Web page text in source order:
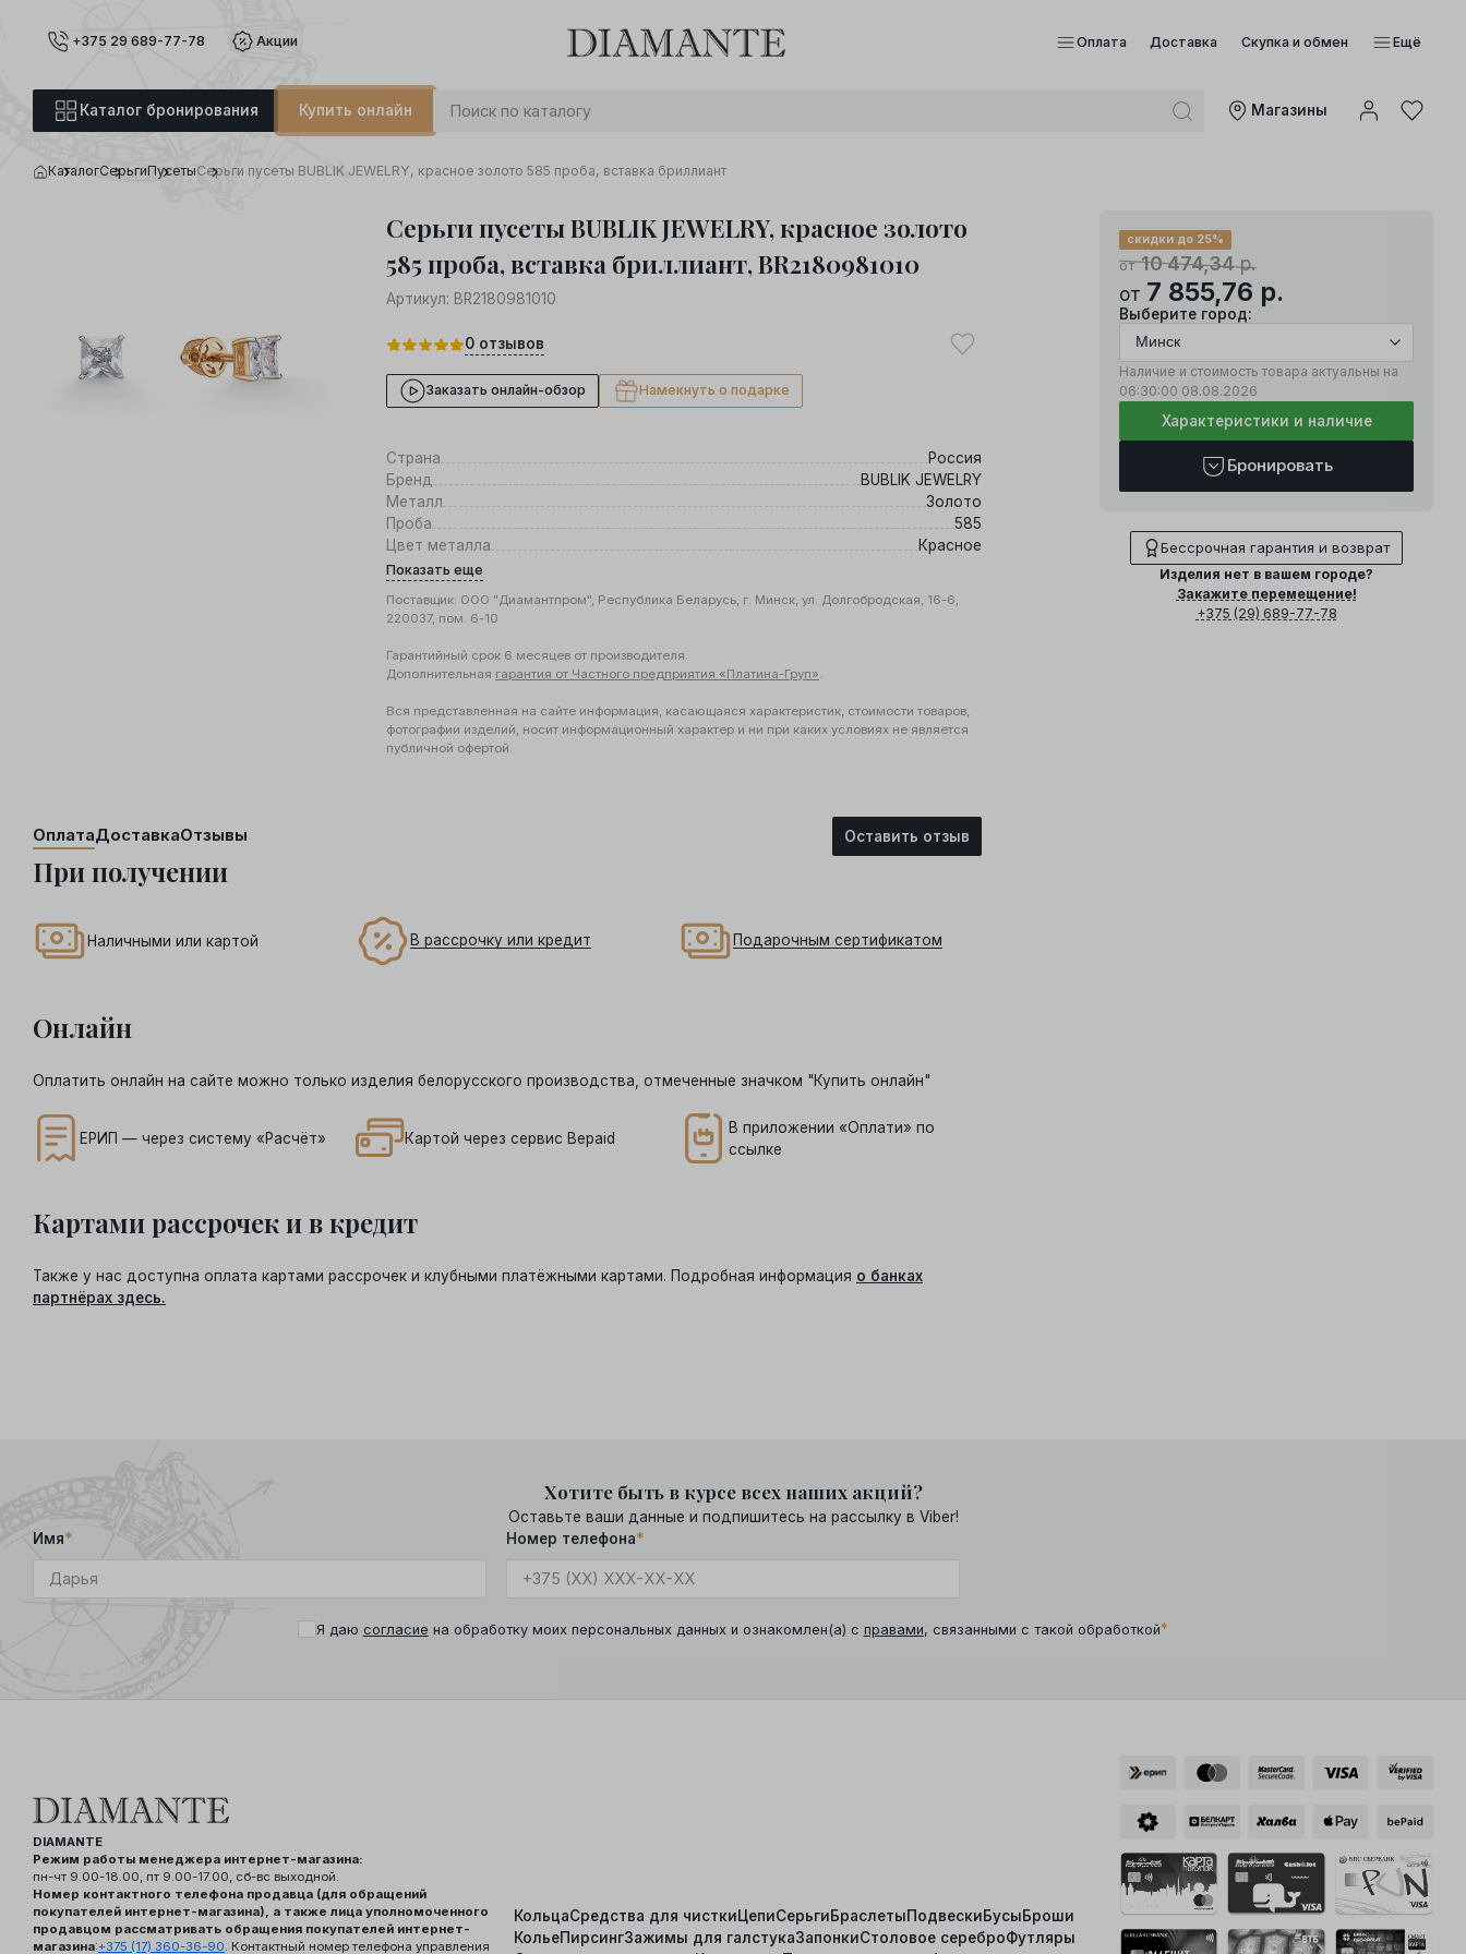
+375 29 689-77-78 Акции Оплата Доставка Скупка и обмен Ещё
Каталог бронирования Купить онлайн Mагазины
0 : 0 0
КаталогСерьгиПусетыСерьги пусеты BUBLIK JEWELRY, красное золото 585 проба, вставка бриллиант
Серьги пусеты BUBLIK JEWELRY, красное золото
585 проба, вставка бриллиант, BR2180981010
Артикул: BR2180981010
0 отзывов
Заказать онлайн-обзор Намекнуть о подарке
от10 474,34р.
скидки до 25%
от 7 855,76 р.
Выберите город:
Наличие и стоимость товара актуальны на
06:30:00 08.08.2026
Характеристики и наличие
Бронировать
Бессрочная гарантия и возврат
Изделия нет в вашем городе?
Закажите перемещение!
+375 (29) 689-77-78
Страна
Россия
Бренд
BUBLIK JEWELRY
Металл
Золото
Проба
585
Цвет металла
Красное
Показать еще
Поставщик: ООО "Диамантпром", Республика Беларусь, г. Минск, ул. Долгобродская, 16-6,
220037, пом. 6-10
Гарантийный срок 6 месяцев от производителя.
Дополнительная гарантия от Частного предприятия «Платина-Груп».
Вся представленная на сайте информация, касающаяся характеристик, стоимости товаров,
фотографии изделий, носит информационный характер и ни при каких условиях не является
публичной офертой.
Оплата
При получении
Наличными или картой В рассрочку или кредит Подарочным сертификатом
Онлайн
Оплатить онлайн на сайте можно только изделия белорусского производства, отмеченные значком "Купить онлайн"
ЕРИП — через систему «Расчёт» Картой через сервис Bepaid
В приложении «Оплати» по
ссылке
Картами рассрочек и в кредит
Также у нас доступна оплата картами рассрочек и клубными платёжными картами. Подробная информация о банках
партнёрах здесь.
ДоставкаОтзывы Оставить отзыв
Хотите быть в курсе всех наших акций?
Оставьте ваши данные и подпишитесь на рассылку в Viber!
Имя* Номер телефона*
Я даю согласие на обработку моих персональных данных и ознакомлен(а) с правами, связанными с такой обработкой*
DIAMANTE
Режим работы менеджера интернет-магазина:
пн-чт 9.00-18.00, пт 9.00-17.00, сб-вс выходной.
Номер контактного телефона продавца (для обращений
покупателей интернет-магазина), а также лица уполномоченного
продавцом рассматривать обращения покупателей интернет-
магазина:+375 (17) 360-36-90 . Контактный номер телефона управления
КольцаСредства для чисткиЦепиСерьгиБраслетыПодвескиБусыБроши
КольеПирсингЗажимы для галстукаЗапонкиСтоловое сереброФутляры